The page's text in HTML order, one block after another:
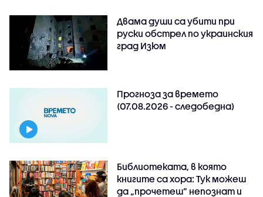
Двама души са убити при
руски обстрeл по украинския
град Изюм
Прогноза за времето
(07.08.2026 - следобедна)
Библиотеката, в която
книгите са хора: Тук можеш
да „прочетеш“ непознат и